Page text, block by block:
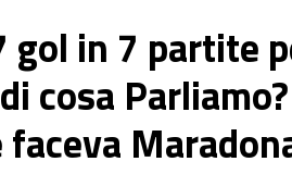
gol in 7 partite
cosa
faceva